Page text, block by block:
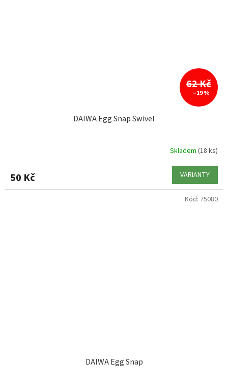
62 Kč
–19 %
DAIWA Egg Snap Swivel
Skladem (18 ks)
50 Kč VARIANTY
DAIWA Egg Snap
Kód: 75080